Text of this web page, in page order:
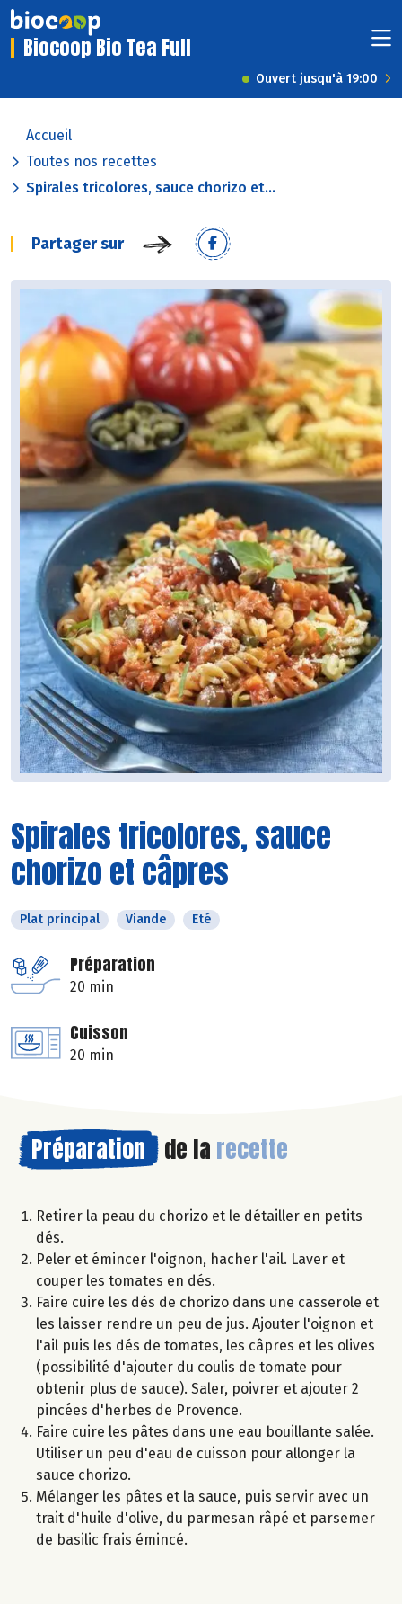
Biocoop Bio Tea Full
Ouvert jusqu'à 19:00
Accueil
Toutes nos recettes
Spirales tricolores, sauce chorizo et...
Partager sur
Spirales tricolores, sauce
chorizo et câpres
Plat principal Viande Eté
Préparation
20 min
Cuisson
20 min
Préparation de la recette
Retirer la peau du chorizo et le détailler en petits
dés.
Peler et émincer l'oignon, hacher l'ail. Laver et
couper les tomates en dés.
Faire cuire les dés de chorizo dans une casserole et
les laisser rendre un peu de jus. Ajouter l'oignon et
l'ail puis les dés de tomates, les câpres et les olives
(possibilité d'ajouter du coulis de tomate pour
obtenir plus de sauce). Saler, poivrer et ajouter 2
pincées d'herbes de Provence.
Faire cuire les pâtes dans une eau bouillante salée.
Utiliser un peu d'eau de cuisson pour allonger la
sauce chorizo.
Mélanger les pâtes et la sauce, puis servir avec un
trait d'huile d'olive, du parmesan râpé et parsemer
de basilic frais émincé.